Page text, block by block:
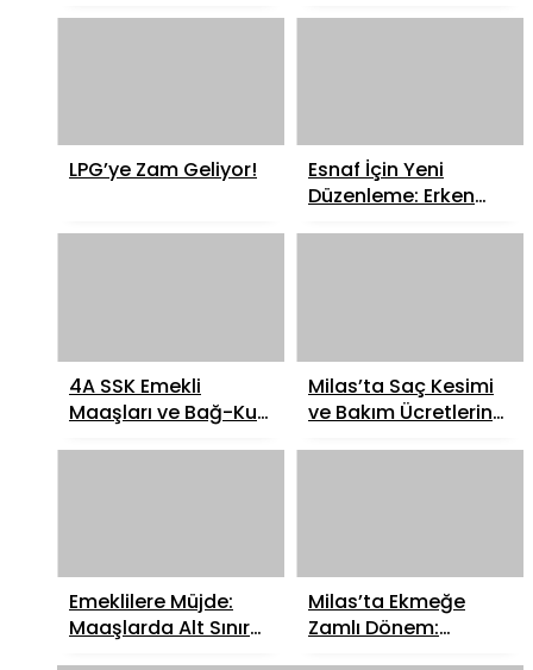
LPG’ye Zam Geliyor!
Esnaf İçin Yeni
Düzenleme: Erken
4A SSK Emekli
Maaşları ve Bağ-Kur
Milas’ta Saç Kesimi
ve Bakım Ücretlerine
Emeklilere Müjde:
Maaşlarda Alt Sınır
Milas’ta Ekmeğe
Zamlı Dönem: